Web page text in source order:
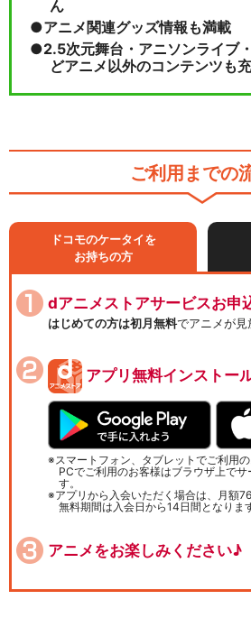
ん
アニメ関連グッズ情報も満載
2.5次元舞台・アニソンライブ
どアニメ以外のコンテンツも
ご利用までの
ドコモのケータイを
お持ちの方
dアニメストアサービスお申
はじめての方は初月無料でアニメが見
アプリ無料インストー
スマートフォン、タブレットでご利用
PCでご利用のお客様はブラウザ上で
す。
アプリから入会いただく場合は、月額
無料期間は入会日から14日間となりま
アニメをお楽しみください♪